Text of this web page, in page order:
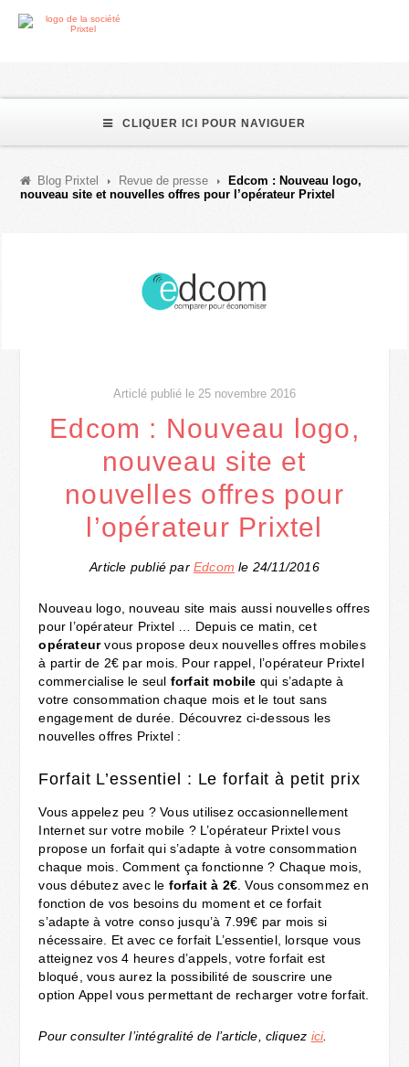
CLIQUER ICI POUR NAVIGUER
Blog Prixtel Revue de presse
Edcom : Nouveau logo,
nouveau site et nouvelles offres pour l’opérateur Prixtel
Articlé publié le 25 novembre 2016
Edcom : Nouveau logo,
nouveau site et
nouvelles offres pour
l’opérateur Prixtel
Article publié par Edcom le 24/11/2016
Nouveau logo, nouveau site mais aussi nouvelles offres
pour l’opérateur Prixtel … Depuis ce matin, cet
opérateurvous propose deux nouvelles offres mobiles
à partir de 2€ par mois. Pour rappel, l’opérateur Prixtel
commercialise le seul forfait mobile qui s’adapte à
votre consommation chaque mois et le tout sans
engagement de durée. Découvrez ci-dessous les
nouvelles offres Prixtel :
Forfait L’essentiel : Le forfait à petit prix
Vous appelez peu ? Vous utilisez occasionnellement
Internet sur votre mobile ? L’opérateur Prixtel vous
propose un forfait qui s’adapte à votre consommation
chaque mois. Comment ça fonctionne ? Chaque mois,
vous débutez avec le forfait à 2€ . Vous consommez en
fonction de vos besoins du moment et ce forfait
s’adapte à votre conso jusqu’à 7.99€ par mois si
nécessaire. Et avec ce forfait L’essentiel, lorsque vous
atteignez vos 4 heures d’appels, votre forfait est
bloqué, vous aurez la possibilité de souscrire une
option Appel vous permettant de recharger votre forfait.
Pour consulter l’intégralité de l’article, cliquez ici.